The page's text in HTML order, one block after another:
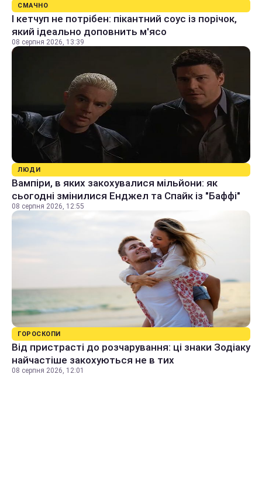
СМАЧНО
І кетчуп не потрібен: пікантний соус із порічок,
який ідеально доповнить м'ясо
08 серпня 2026, 13:39
ЛЮДИ
Вампіри, в яких закохувалися мільйони: як
сьогодні змінилися Енджел та Спайк із "Баффі"
08 серпня 2026, 12:55
ГОРОСКОПИ
Від пристрасті до розчарування: ці знаки Зодіаку
найчастіше закохуються не в тих
08 серпня 2026, 12:01